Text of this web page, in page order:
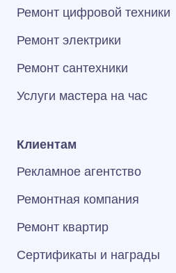
Ремонт цифровой техники
Ремонт электрики
Ремонт сантехники
Услуги мастера на час
Клиентам
Рекламное агентство
Ремонтная компания
Ремонт квартир
Сертификаты и награды